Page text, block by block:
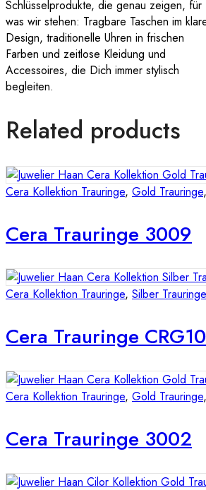
Schlüsselprodukte, die genau zeigen, für
was wir stehen: Tragbare Taschen im
Design, traditionelle Uhren in frischen
Farben und zeitlose Kleidung und
Accessoires, die Dich immer stylisch
begleiten.
Related products
Cera Kollektion Trauringe, Gold Trauringe,
Cera Trauringe 3009
Cera Kollektion Trauringe, Silber Trauringe
Cera Trauringe CRG10
Cera Kollektion Trauringe, Gold Trauringe,
Cera Trauringe 3002